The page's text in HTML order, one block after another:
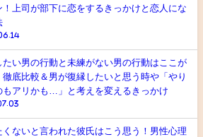
！上司が部下に恋をするきっかけと恋人にな
たい男の行動と未練がない男の行動はここが
徹底比較＆男が復縁したいと思う時や「やり
もアリかも…」と考えを変えるきっかけ
くないと言われた彼氏はこう思う！男性心理